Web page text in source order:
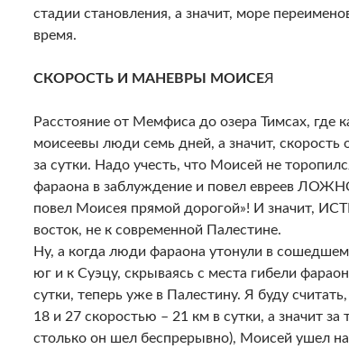
стадии становления, а значит, море
время.
СКОРОСТЬ И МАНЕВРЫ МОИСЕЯ
Расстояние от Мемфиса до озера Тимсах, где
моисеевы люди семь дней, а значит,
за сутки. Надо учесть, что Моисей не
фараона в заблуждение и повел евреев
повел Моисея прямой дорогой»! И значит,
восток, не к современной Палестине.
Ну, а когда люди фараона утонули в
юг и к Суэцу, скрываясь с места гибели
сутки, теперь уже в Палестину. Я буду
18 и 27 скоростью – 21 км в сутки, а значит
столько он шел беспрерывно), Моисей ушел